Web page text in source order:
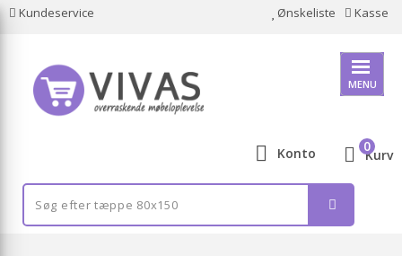
Kundeservice Ønskeliste Kasse
MENU
Konto Kurv
0